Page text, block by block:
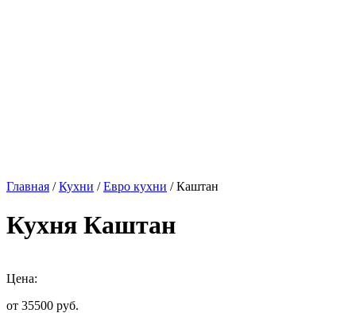
Главная /Кухни /Евро кухни / Каштан
Кухня Каштан
Цена:
от 35500 руб.